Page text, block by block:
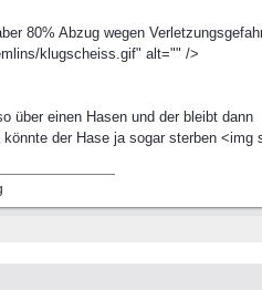
80% Abzug wegen
klugscheiss.gif" alt="" />
über einen Hasen und der bleibt dann
der Hase ja sogar sterben